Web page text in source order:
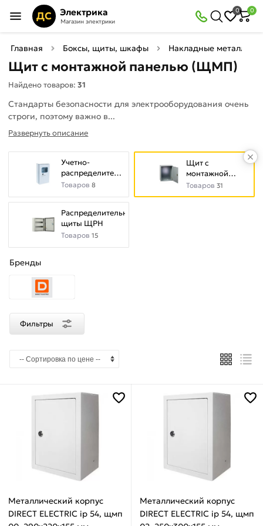
ДС Электрика
Магазин электрики
0 0
Главная Боксы, щиты, шкафы Накладные
Щит с монтажной панелью (ЩМП)
Найдено товаров:31
Стандарты безопасности для электрооборудования очень
строги, поэтому важно в...
Развернуть описание
Учетно-
распределительные
(ЩРУ)
Товаров 8
Щит с
монтажной
панелью (ЩМП)
Товаров 31
Распределительные
щиты ЩРН
Товаров 15
Бренды
Фильтры
Фильтры
Найдено товаров:
наличии
скидкой
Цена
Серебристый
Серый
Материал
Металл
производства
Навесной
Металлический корпус
DIRECT ELECTRIC ip 54, щмп
Металлический корпус
DIRECT ELECTRIC ip 54, щмп